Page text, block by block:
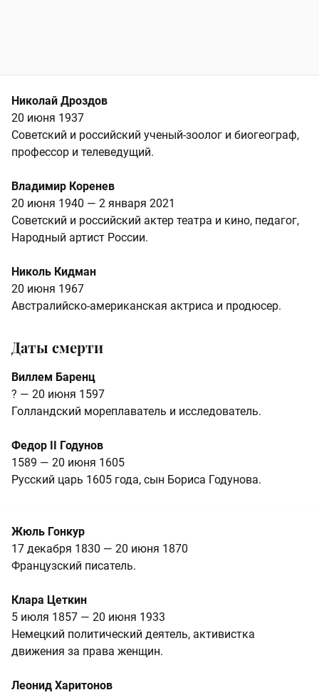
Николай Дроздов
20 июня 1937
Советский и российский ученый-зоолог и биогеограф,
профессор и телеведущий.
Владимир Коренев
20 июня 1940 — 2 января 2021
Советский и российский актер театра и кино, педагог,
Народный артист России.
Николь Кидман
20 июня 1967
Австралийско-американская актриса и продюсер.
Даты смерти
Виллем Баренц
? — 20 июня 1597
Голландский мореплаватель и исследователь.
Федор II Годунов
1589 — 20 июня 1605
Русский царь 1605 года, сын Бориса Годунова.
Жюль Гонкур
17 декабря 1830 — 20 июня 1870
Французский писатель.
Клара Цеткин
5 июля 1857 — 20 июня 1933
Немецкий политический деятель, активистка
движения за права женщин.
Леонид Харитонов